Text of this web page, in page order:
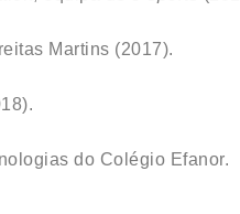
Martins (2017).
do Colégio Efanor.